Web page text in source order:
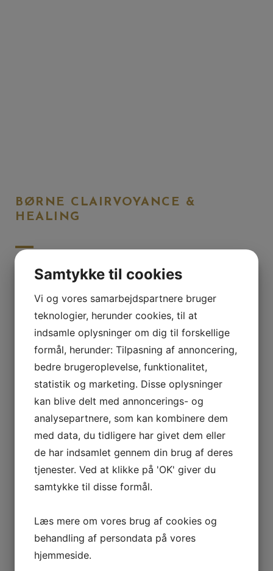
BØRNE CLAIRVOYANCE &
HEALING
Bliv bevidst omkring dit barn og barnets indre fortælling.
Har du et barn, hvor du eller barnet oplever udfordringer ifht.
Sensitiv
Sårbar
Forstå verden
I skolen
Hjemme
Meget følsom
Stresset og have fysiske symptomer
Ændringer i adfærdren
Vrede
Osv.
Som forældre kan det være svært at finde ud af, hvordan det
Samtykke til cookies
Vi og vores samarbejdspartnere bruger
teknologier, herunder cookies, til at
indsamle oplysninger om dig til forskellige
formål, herunder: Tilpasning af annoncering,
bedre brugeroplevelse, funktionalitet,
statistik og marketing. Disse oplysninger
kan blive delt med annoncerings- og
analysepartnere, som kan kombinere dem
med data, du tidligere har givet dem eller
de har indsamlet gennem din brug af deres
tjenester. Ved at klikke på 'OK' giver du
samtykke til disse formål.
Læs mere om vores brug af cookies og
behandling af persondata på vores
hjemmeside.